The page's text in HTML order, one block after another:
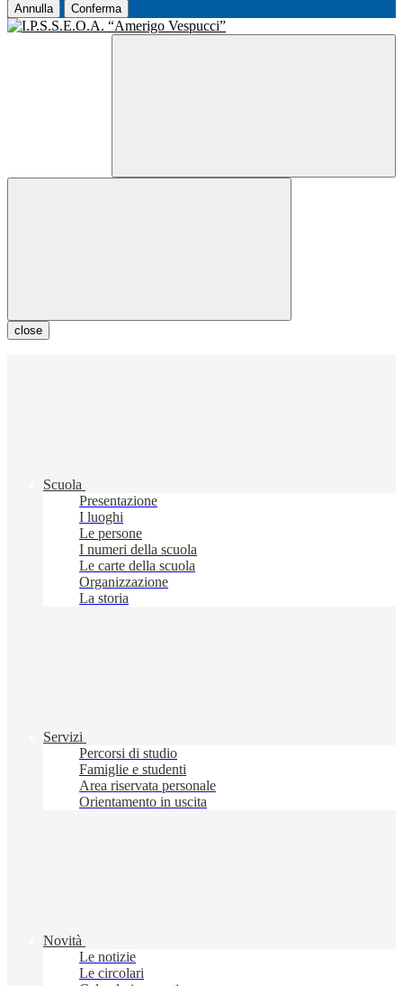
Annulla Conferma
close
Scuola
Presentazione
I luoghi
Le persone
I numeri della scuola
Le carte della scuola
Organizzazione
La storia
Servizi
Percorsi di studio
Famiglie e studenti
Area riservata personale
Orientamento in uscita
Novità
Le notizie
Le circolari